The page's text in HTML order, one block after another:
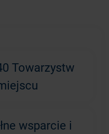
Towarzystw
wsparcie i